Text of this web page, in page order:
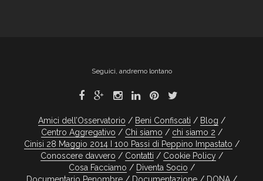
Seguici, andremo lontano
Amici dell’Osservatorio Beni Confiscati
Blog
Centro Aggregativo
Chi siamo
chi siamo 2
Cinisi 28 Maggio 2014 I 100 Passi di Peppino Impastato
Conoscere davvero
Contatti
Cookie Policy
Cosa Facciamo
Diventa Socio